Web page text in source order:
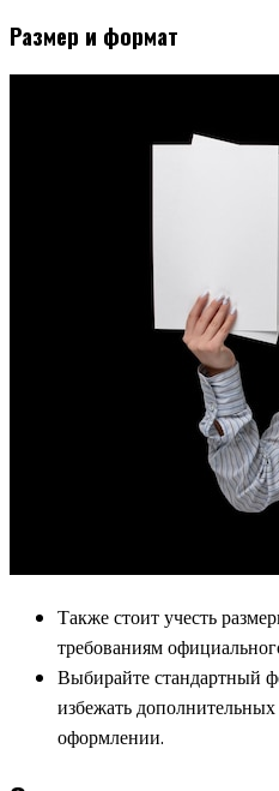
Размер и формат
Также стоит учесть
требованиям
Выбирайте стандартный
избежать
оформлении.